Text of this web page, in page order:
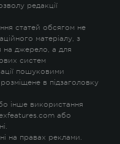
редакції
статей обсягом не
матеріалу, з
на джерело, а для
систем
пошуковими
в підзаголовку
інше використання
або
на правах реклами.